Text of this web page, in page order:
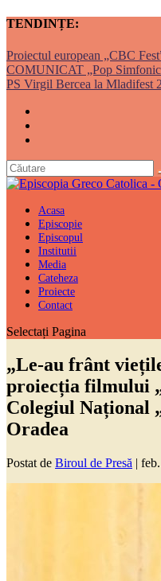
TENDINȚE:
Proiectul european „CBC
COMUNICAT „Pop
PS Virgil Bercea la Mladifest
Acasa
Episcopie
Episcopul
Institutii
Media
Cateheza
Proiecte
Contact
Selectați Pagina
„Le-au frânt
proiecția filmului
Colegiul Național
Oradea
Postat de Biroul de Presă |